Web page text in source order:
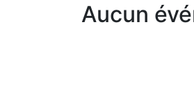
Aucun